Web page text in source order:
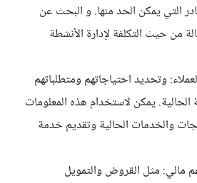
التي يمكن الحد منها. و البحث عن
من حيث التكلفة لإدارة الأنشطة
وتحديد احتياجاتهم ومتطلباتهم
يمكن لاستخدام هذه المعلومات
والخدمات الحالية وتقديم خدمة
مالي: مثل القروض والتمويل